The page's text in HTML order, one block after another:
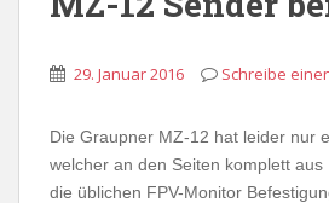
29. Januar 2016 Schreibe
Die Graupner MZ-12 hat leider nur
welcher an den Seiten komplett
die üblichen FPV-Monitor